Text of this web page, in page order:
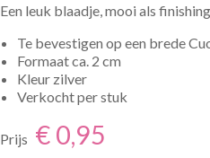
Een leuk blaadje, mooi als
Te bevestigen op een brede
Formaat ca. 2 cm
Kleur zilver
Verkocht per stuk
Prijs € 0,95